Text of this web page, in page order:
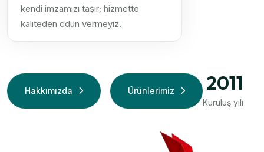
kendi imzamızı taşır; hizmette
kaliteden ödün vermeyiz.
Hakkımızda Ürünlerimiz 2011
Kuruluş yılı